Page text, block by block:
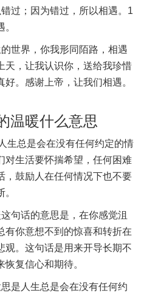
过；因为错过，所以相遇。1
世界，你我形同陌路，相遇
天，让我认识你，送给我珍惜
。感谢上帝，让我们相遇。
温暖什么意思
生总是会在没有任何约定的情
对生活要怀揣希望，任何困难
，鼓励人在任何情况下也不要
句话的意思是，在你感觉沮
有你意想不到的惊喜和转折在
观。这句话是用来开导长期不
复信心和期待。
是人生总是会在没有任何约